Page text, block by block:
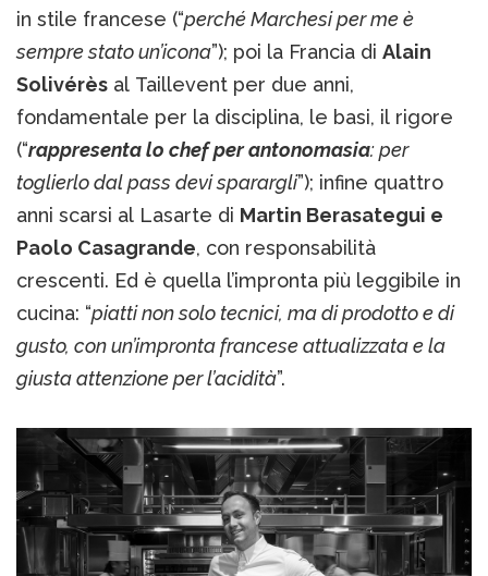
in stile francese (“perché Marchesi per me è
sempre stato un’icona”); poi la Francia di Alain
Solivérès al Taillevent per due anni,
fondamentale per la disciplina, le basi, il rigore
(“rappresenta lo chef per antonomasia: per
toglierlo dal pass devi sparargli”); infine quattro
anni scarsi al Lasarte di Martin Berasategui e
Paolo Casagrande, con responsabilità
crescenti. Ed è quella l’impronta più leggibile in
cucina: “piatti non solo tecnici, ma di prodotto e di
gusto, con un’impronta francese attualizzata e la
giusta attenzione per l’acidità”.